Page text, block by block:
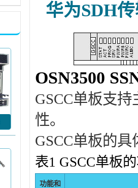
华为SDH
OSN3500
GSCC单板支
性。
GSCC单板的
表1 GSCC单板
功能和